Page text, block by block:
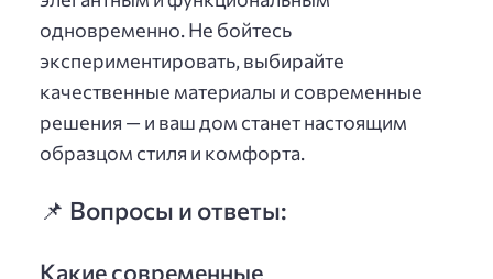
одновременно. Не бойтесь
экспериментировать, выбирайте
качественные материалы и современные
решения — и ваш дом станет настоящим
образцом стиля и комфорта.
📌 Вопросы и ответы:
Какие современные